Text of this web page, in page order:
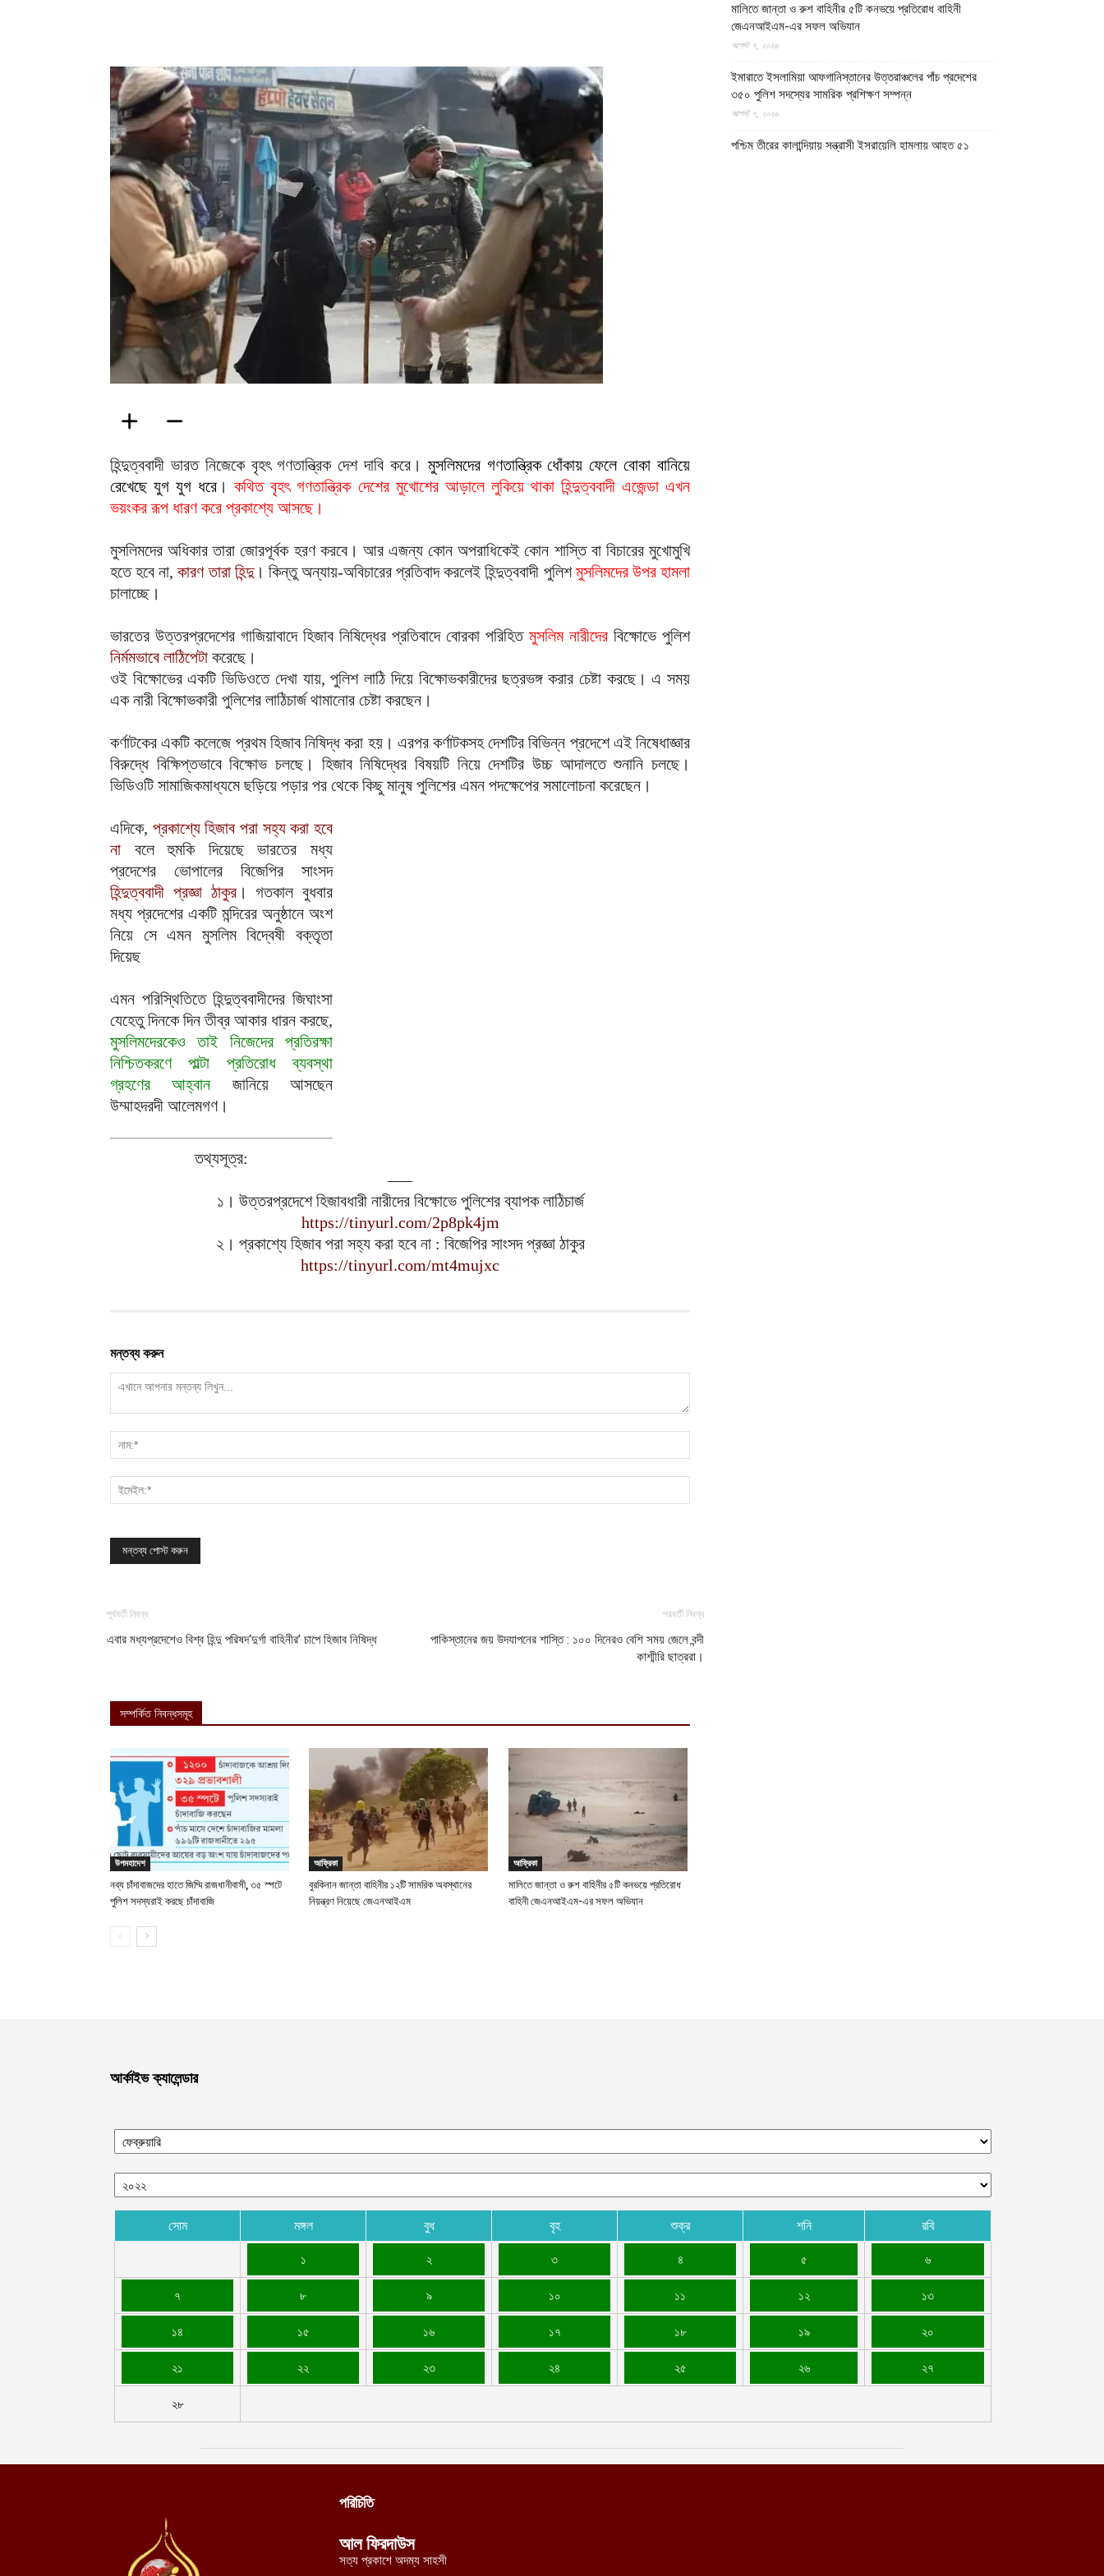
হিন্দুত্ববাদী ভারত নিজেকে বৃহৎ গণতান্ত্রিক দেশ দাবি করে। মুসলিমদের গণতান্ত্রিক ধোঁকায় ফেলে বোকা বানিয়ে
রেখেছে যুগ যুগ ধরে ।কথিত বৃহৎ গণতান্ত্রিক দেশের মুখোশের আড়ালে লুকিয়ে থাকা হিন্দুত্ববাদী এজেন্ডা এখন
ভয়ংকর রূপ ধারণ করে প্রকাশ্যে আসছে।
মুসলিমদের অধিকার তারা জোরপূর্বক হরণ করবে। আর এজন্য কোন অপরাধিকেই কোন শাস্তি বা বিচারের মুখোমুখি
হতে হবে না,কারণ তারা হিন্দু। কিন্তু অন্যায়-অবিচারের প্রতিবাদ করলেই হিন্দুত্ববাদী পুলিশমুসলিমদের উপর হামলা
চালাচ্ছে।
ভারতের উত্তরপ্রদেশের গাজিয়াবাদে হিজাব নিষিদ্ধের প্রতিবাদে বোরকা পরিহিত মুসলিম নারীদের বিক্ষোভে পুলিশ
নির্মমভাবে লাঠিপেটা করেছে।
ওই বিক্ষোভের একটি ভিডিওতে দেখা যায়, পুলিশ লাঠি দিয়ে বিক্ষোভকারীদের ছত্রভঙ্গ করার চেষ্টা করছে। এ সময়
এক নারী বিক্ষোভকারী পুলিশের লাঠিচার্জ থামানোর চেষ্টা করছেন।
কর্ণাটকের একটি কলেজে প্রথম হিজাব নিষিদ্ধ করা হয়। এরপর কর্ণাটকসহ দেশটির বিভিন্ন প্রদেশে এই নিষেধাজ্ঞার
বিরুদ্ধে বিক্ষিপ্তভাবে বিক্ষোভ চলছে। হিজাব নিষিদ্ধের বিষয়টি নিয়ে দেশটির উচ্চ আদালতে শুনানি চলছে।
ভিডিওটি সামাজিকমাধ্যমে ছড়িয়ে পড়ার পর থেকে কিছু মানুষ পুলিশের এমন পদক্ষেপের সমালোচনা করেছেন।
এদিকে, প্রকাশ্যে হিজাব পরা সহ্য করা হবে
না বলে হুমকি দিয়েছে ভারতের মধ্য
প্রদেশের ভোপালের বিজেপির সাংসদ
হিন্দুত্ববাদী প্রজ্ঞা ঠাকুর। গতকাল বুধবার
মধ্য প্রদেশের একটি মন্দিরের অনুষ্ঠানে অংশ
নিয়ে সে এমন মুসলিম বিদ্বেষী বক্তৃতা
দিয়েছ
এমন পরিস্থিতিতে হিন্দুত্ববাদীদের জিঘাংসা
যেহেতু দিনকে দিন তীব্র আকার ধারন করছে,
মুসলিমদেরকেও তাই নিজেদের প্রতিরক্ষা
নিশ্চিতকরণে পাল্টা প্রতিরোধ ব্যবস্থা
গ্রহণের আহ্বান জানিয়ে আসছেন
উম্মাহদরদী আলেমগণ।
তথ্যসূত্র:
—–
১। উত্তরপ্রদেশে হিজাবধারী নারীদের বিক্ষোভে পুলিশের ব্যাপক লাঠিচার্জ
https://tinyurl.com/2p8pk4jm
২। প্রকাশ্যে হিজাব পরা সহ্য করা হবে না : বিজেপির সাংসদ প্রজ্ঞা ঠাকুর
https://tinyurl.com/mt4mujxc
মন্তব্য করুন
পূর্ববর্তী নিবন্ধ
এবার মধ্যপ্রদেশেও বিশ্ব হিন্দু পরিষদ‘দুর্গা বাহিনীর’ চাপে হিজাব নিষিদ্ধ
পরবর্তী নিবন্ধ
পাকিস্তানের জয় উদযাপনের শাস্তি : ১০০ দিনেরও বেশি সময় জেলে বন্দী
কাশ্মীরি ছাত্ররা।
সম্পর্কিত নিবন্ধসমূহ
উপমহাদেশ
নব্য চাঁদাবাজদের হাতে জিম্মি রাজধানীবাসী, ৩৫ স্পটে
পুলিশ সদস্যরাই করছে চাঁদাবাজি
আফ্রিকা
বুরকিনান জান্তা বাহিনীর ১২টি সামরিক অবস্থানের
নিয়ন্ত্রণ নিয়েছে জেএনআইএম
আফ্রিকা
মালিতে জান্তা ও রুশ বাহিনীর ৫টি কনভয়ে প্রতিরোধ
বাহিনী জেএনআইএম-এর সফল অভিযান
মালিতে জান্তা ও রুশ বাহিনীর ৫টি কনভয়ে প্রতিরোধ বাহিনী
জেএনআইএম-এর সফল অভিযান
আগস্ট ৭, ২০২৬
ইমারাতে ইসলামিয়া আফগানিস্তানের উত্তরাঞ্চলের পাঁচ প্রদেশের
৩৫০ পুলিশ সদস্যের সামরিক প্রশিক্ষণ সম্পন্ন
আগস্ট ৭, ২০২৬
পশ্চিম তীরের কালান্দিয়ায় সন্ত্রাসী ইসরায়েলি হামলায় আহত ৫১
আর্কাইভ ক্যালেন্ডার
সোম মঙ্গল বুধ বৃহ শুক্র শনি রবি
১ ২ ৩ ৪ ৫ ৬
৭ ৮ ৯ ১০ ১১ ১২ ১৩
১৪ ১৫ ১৬ ১৭ ১৮ ১৯ ২০
২১ ২২ ২৩ ২৪ ২৫ ২৬ ২৭
২৮
পরিচিতি
আল ফিরদাউস
সত্য প্রকাশে অদম্য সাহসী